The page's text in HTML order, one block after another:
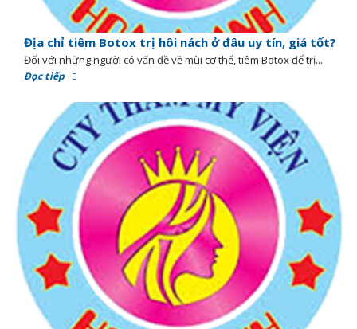
Địa chỉ tiêm Botox trị hôi nách ở đâu uy tín, giá tốt?
Đối với những người có vấn đề về mùi cơ thể, tiêm Botox để trị...
Đọc tiếp